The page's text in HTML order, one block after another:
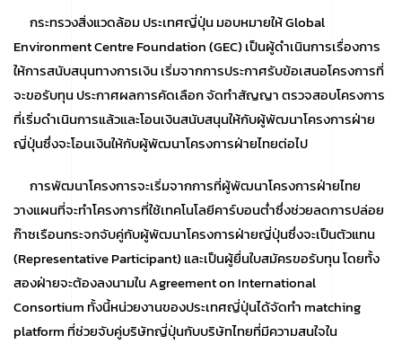
กระทรวงสิ่งแวดล้อม ประเทศญี่ปุ่น มอบหมายให้ Global
Environment Centre Foundation (GEC) เป็นผู้ดำเนินการเรื่องการ
ให้การสนับสนุนทางการเงิน เริ่มจากการประกาศรับข้อเสนอโครงการที่
จะขอรับทุน ประกาศผลการคัดเลือก จัดทำสัญญา ตรวจสอบโครงการ
ที่เริ่มดำเนินการแล้วและโอนเงินสนับสนุนให้กับผู้พัฒนาโครงการฝ่าย
ญี่ปุ่นซึ่งจะโอนเงินให้กับผู้พัฒนาโครงการฝ่ายไทยต่อไป
การพัฒนาโครงการจะเริ่มจากการที่ผู้พัฒนาโครงการฝ่ายไทย
วางแผนที่จะทำโครงการที่ใช้เทคโนโลยีคาร์บอนต่ำซึ่งช่วยลดการปล่อย
ก๊าซเรือนกระจกจับคู่กับผู้พัฒนาโครงการฝ่ายญี่ปุ่นซึ่งจะเป็นตัวแทน
(Representative Participant) และเป็นผู้ยื่นใบสมัครขอรับทุน โดยทั้ง
สองฝ่ายจะต้องลงนามใน Agreement on International
Consortium ทั้งนี้หน่วยงานของประเทศญี่ปุ่นได้จัดทำ matching
platform ที่ช่วยจับคู่บริษัทญี่ปุ่นกับบริษัทไทยที่มีความสนใจใน